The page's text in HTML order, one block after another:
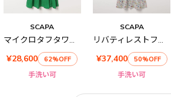
SCAPA
マイクロタフタワンピース
¥28,600
62%OFF
手洗い可
SCAPA
リバティレストフラワーワンピース
¥37,400
50%OFF
手洗い可